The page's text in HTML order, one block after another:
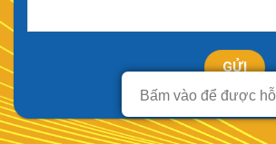
Bấm vào để được